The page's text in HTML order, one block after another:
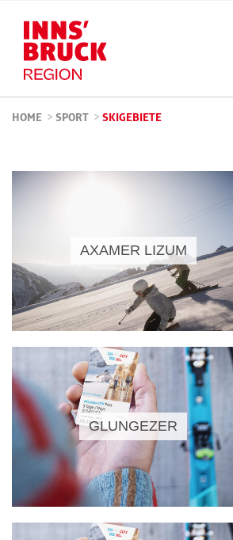
HOME > SPORT > SKIGEBIETE
AXAMER LIZUM
GLUNGEZER